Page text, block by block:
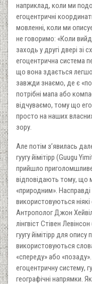
наприклад, коли ми
егоцентричні
мовленні, коли ми
не говоримо: «Коли
заходь у другі двері зі
егоцентрична система
що вона здається
завжди знаємо, де є
потрібні мапа або
відчуваємо, тому що
просто на наших
зору.
Але потім з’явилась
гуугу йімітірр (Guugu
прийшло
відповідають тому, що
«природним». Насправді
використовуються
Антрополог Джон
лінгвіст Стівен
гуугу йімітірр для
використовуються
«спереду» або
егоцентричну систему,
географічні напрямки.